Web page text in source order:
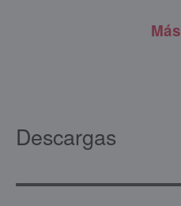
Más
Descargas